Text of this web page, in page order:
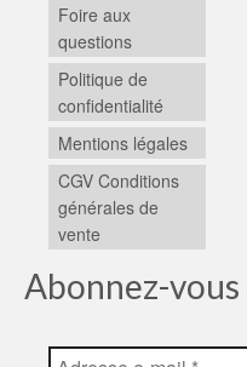
Foire aux
questions
Politique de
confidentialité
Mentions légales
CGV Conditions
générales de
vente
Abonnez-